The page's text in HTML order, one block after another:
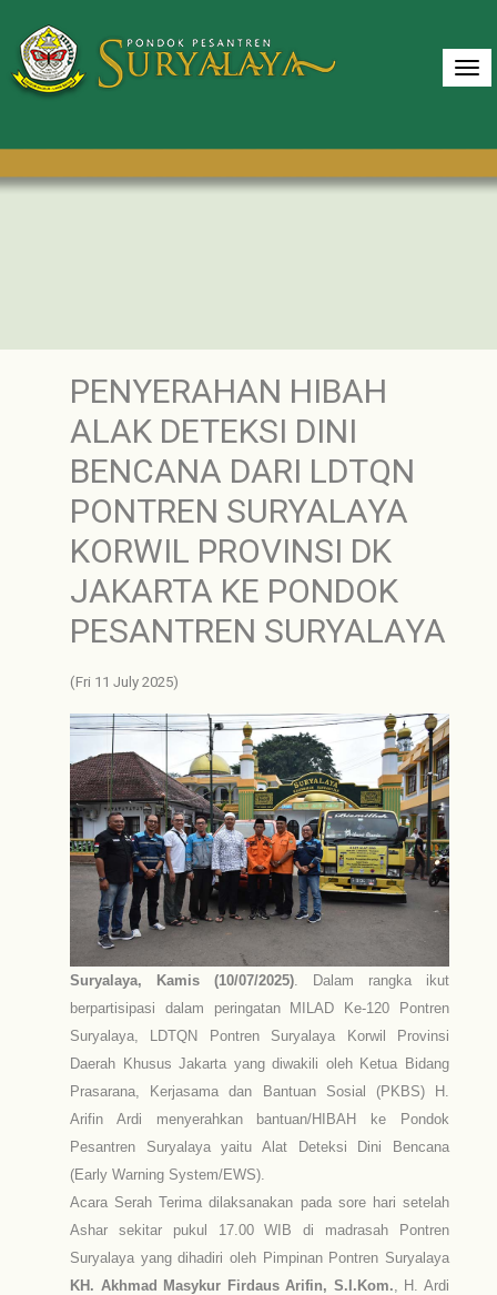
PENYERAHAN HIBAH
ALAK DETEKSI DINI
BENCANA DARI LDTQN
PONTREN SURYALAYA
KORWIL PROVINSI DK
JAKARTA KE PONDOK
PESANTREN SURYALAYA
(Fri 11 July 2025)
Suryalaya, Kamis (10/07/2025). Dalam rangka ikut
berpartisipasi dalam peringatan MILAD Ke-120 Pontren
Suryalaya, LDTQN Pontren Suryalaya Korwil Provinsi
Daerah Khusus Jakarta yang diwakili oleh Ketua Bidang
Prasarana, Kerjasama dan Bantuan Sosial (PKBS) H.
Arifin Ardi menyerahkan bantuan/HIBAH ke Pondok
Pesantren Suryalaya yaitu Alat Deteksi Dini Bencana
(Early Warning System/EWS).
Acara Serah Terima dilaksanakan pada sore hari setelah
Ashar sekitar pukul 17.00 WIB di madrasah Pontren
Suryalaya yang dihadiri oleh Pimpinan Pontren Suryalaya
KH. Akhmad Masykur Firdaus Arifin, S.I.Kom., H. Ardi